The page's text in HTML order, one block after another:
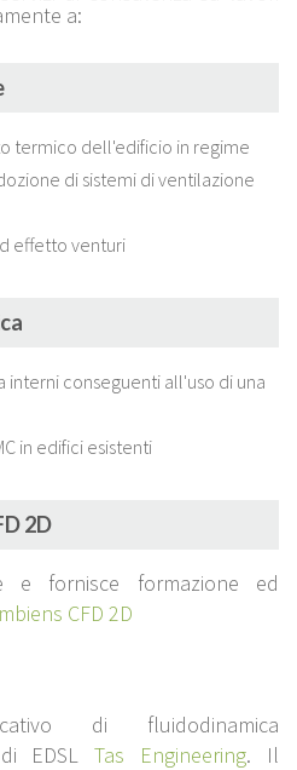
a:
termico dell'edificio in regime
di sistemi di ventilazione
effetto venturi
interni conseguenti all'uso di una
in edifici esistenti
2D
e fornisce formazione ed
CFD 2D
di fluidodinamica
di EDSLTas Engineering. Il